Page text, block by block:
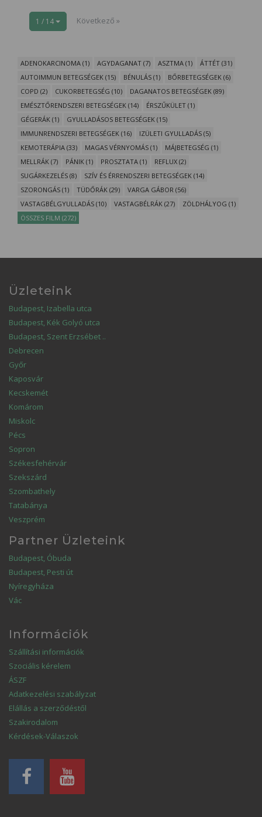
1 / 14 Következő »
ADENOKARCINOMA (1) AGYDAGANAT (7) ASZTMA (1)
ÁTTÉT (31)
AUTOIMMUN BETEGSÉGEK (15)
BÉNULÁS (1)
BŐRBETEGSÉGEK (6)
COPD (2)
CUKORBETEGSÉG (10)
DAGANATOS BETEGSÉGEK (89)
EMÉSZTŐRENDSZERI BETEGSÉGEK (14)
ÉRSZŰKÜLET (1)
GÉGERÁK (1)
GYULLADÁSOS BETEGSÉGEK (15)
IMMUNRENDSZERI BETEGSÉGEK (16)
IZÜLETI GYULLADÁS (5)
KEMOTERÁPIA (33)
MAGAS VÉRNYOMÁS (1)
MÁJBETEGSÉG (1)
MELLRÁK (7)
PÁNIK (1) PROSZTATA (1)
REFLUX (2)
SUGÁRKEZELÉS (8)
SZÍV ÉS ÉRRENDSZERI BETEGSÉGEK (14)
SZORONGÁS (1)
TÜDŐRÁK (29)
VARGA GÁBOR (56)
VASTAGBÉLGYULLADÁS (10)
VASTAGBÉLRÁK (27)
ZÖLDHÁLYOG (1)
ÖSSZES FILM (272)
Üzleteink
Budapest, Izabella utca
Budapest, Kék Golyó utca
Budapest, Szent Erzsébet ..
Debrecen
Győr
Kaposvár
Kecskemét
Komárom
Miskolc
Pécs
Sopron
Székesfehérvár
Szekszárd
Szombathely
Tatabánya
Veszprém
Partner Üzleteink
Budapest, Óbuda
Budapest, Pesti út
Nyíregyháza
Vác
Információk
Szállítási információk
Szociális kérelem
ÁSZF
Adatkezelési szabályzat
Elállás a szerződéstől
Szakirodalom
Kérdések-Válaszok